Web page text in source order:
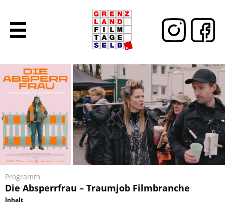
Programm
Die Absperrfrau – Traumjob Filmbranche
Inhalt